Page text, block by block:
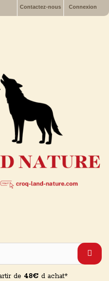
Connexion
Contactez-nous
de 48€ d achat*